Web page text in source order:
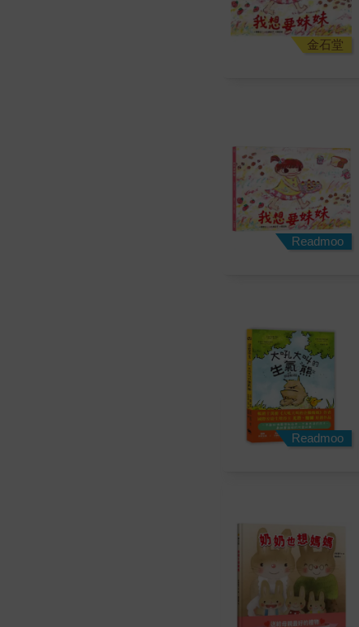
金石堂
Readmoo
Readmoo